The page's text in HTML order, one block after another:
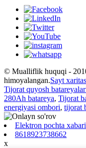
© Mualliflik huquqi -
himoyalangan.Sayt
Tijorat quyosh
280Ah batareya, Tijorat
energiyasi ombori, tijorat
Elektron pochta
8618923738662
x